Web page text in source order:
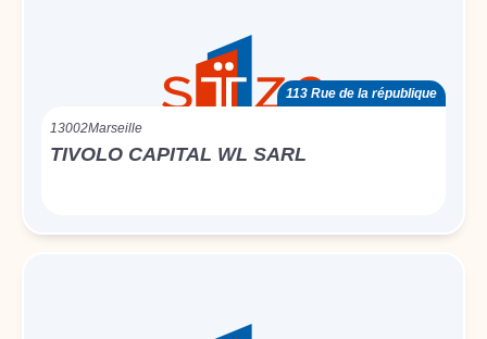
113 Rue de la république
13002Marseille
TIVOLO CAPITAL WL SARL